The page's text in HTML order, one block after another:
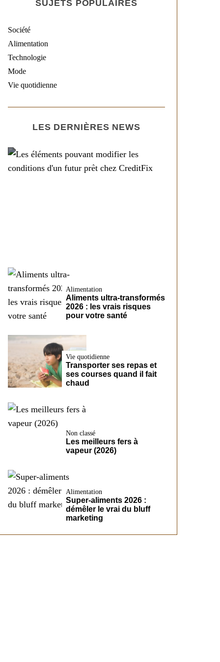
SUJETS POPULAIRES
Société
Alimentation
Technologie
Mode
Vie quotidienne
LES DERNIÈRES NEWS
Société
Alimentation
Aliments ultra-transformés
2026 : les vrais risques
pour votre santé
Vie quotidienne
Transporter ses repas et
ses courses quand il fait
chaud
Non classé
Les meilleurs fers à
vapeur (2026)
Alimentation
Super-aliments 2026 :
démêler le vrai du bluff
marketing